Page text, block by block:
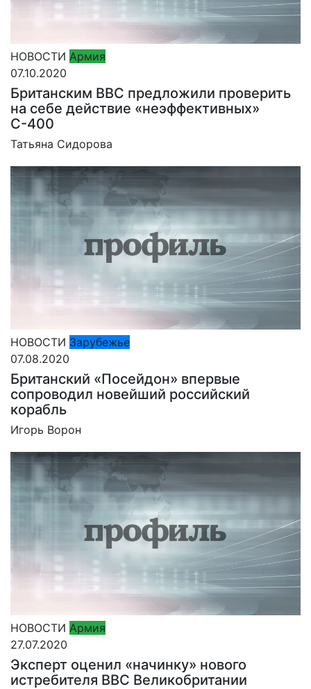
НОВОСТИ Армия
07.10.2020
Британским ВВС предложили проверить
на себе действие «неэффективных»
С-400
Татьяна Сидорова
НОВОСТИ Зарубежье
07.08.2020
Британский «Посейдон» впервые
сопроводил новейший российский
корабль
Игорь Ворон
НОВОСТИ Армия
27.07.2020
Эксперт оценил «начинку» нового
истребителя ВВС Великобритании